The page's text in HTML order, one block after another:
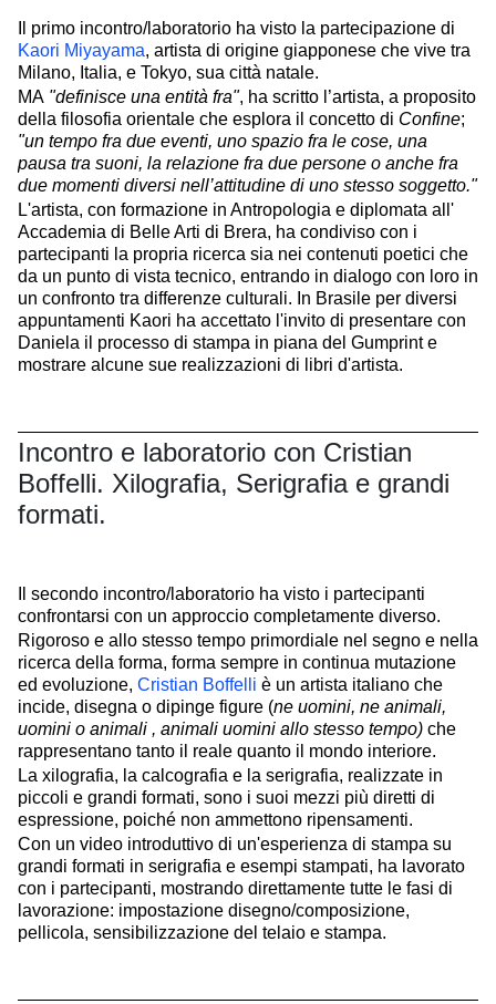
Il primo incontro/laboratorio ha visto la partecipazione di
Kaori Miyayama, artista di origine giapponese che vive tra
Milano, Italia, e Tokyo, sua città natale.
MA "definisce una entità fra", ha scritto l’artista, a proposito
della filosofia orientale che esplora il concetto di Confine;
"un tempo fra due eventi, uno spazio fra le cose, una
pausa tra suoni, la relazione fra due persone o anche fra
due momenti diversi nell’attitudine di uno stesso soggetto."
L'artista, con formazione in Antropologia e diplomata all'
Accademia di Belle Arti di Brera, ha condiviso con i
partecipanti la propria ricerca sia nei contenuti poetici che
da un punto di vista tecnico, entrando in dialogo con loro in
un confronto tra differenze culturali. In Brasile per diversi
appuntamenti Kaori ha accettato l'invito di presentare con
Daniela il processo di stampa in piana del Gumprint e
mostrare alcune sue realizzazioni di libri d'artista.
Incontro e laboratorio con Cristian
Boffelli. Xilografia, Serigrafia e grandi
formati.
Il secondo incontro/laboratorio ha visto i partecipanti
confrontarsi con un approccio completamente diverso.
Rigoroso e allo stesso tempo primordiale nel segno e nella
ricerca della forma, forma sempre in continua mutazione
ed evoluzione, Cristian Boffelli è un artista italiano che
incide, disegna o dipinge figure (ne uomini, ne animali,
uomini o animali , animali uomini allo stesso tempo) che
rappresentano tanto il reale quanto il mondo interiore.
La xilografia, la calcografia e la serigrafia, realizzate in
piccoli e grandi formati, sono i suoi mezzi più diretti di
espressione, poiché non ammettono ripensamenti.
Con un video introduttivo di un'esperienza di stampa su
grandi formati in serigrafia e esempi stampati, ha lavorato
con i partecipanti, mostrando direttamente tutte le fasi di
lavorazione: impostazione disegno/composizione,
pellicola, sensibilizzazione del telaio e stampa.